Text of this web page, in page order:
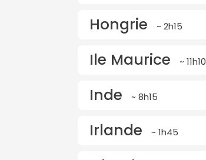
Hongrie ~ 2h15
Ile Maurice ~ 11h10
Inde ~ 8h15
Irlande ~ 1h45